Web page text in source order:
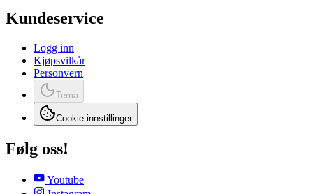
Kundeservice
Logg inn
Kjøpsvilkår
Personvern
Tema
Cookie-innstillinger
Følg oss!
Youtube